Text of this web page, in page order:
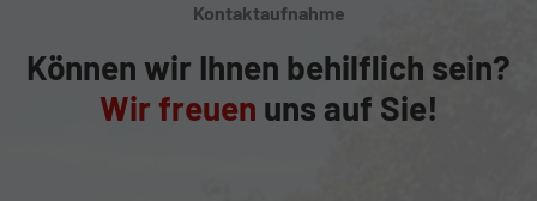
Kontaktaufnahme
Können wir Ihnen behilflich sein?
Wir freuen uns auf Sie!